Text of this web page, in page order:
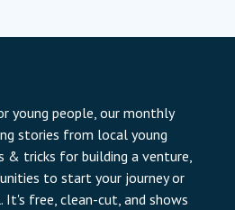
young people, our monthly
stories from local young
& tricks for building a venture,
to start your journey or
free, clean-cut, and shows